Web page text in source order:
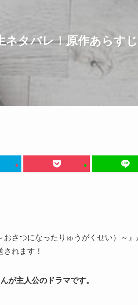
ネタバレ！原作あらす
おさつになったりゅうがくせい）～
れます！
が主人公のドラマです。